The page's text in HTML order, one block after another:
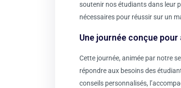
soutenir nos étudiants dans leur
nécessaires pour réussir sur un
Une journée conçue
Cette journée, animée par notre
répondre aux besoins des
conseils personnalisés,